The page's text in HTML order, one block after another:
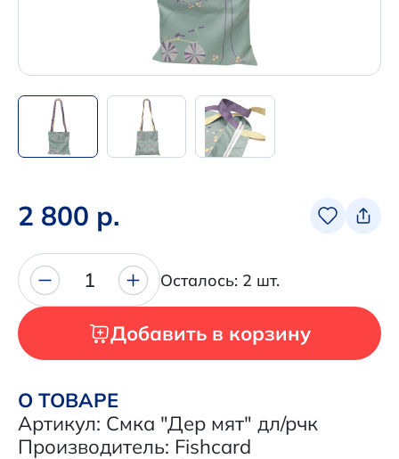
+7 (495) 680-92-00
Написать нам в Телеграм
+7 (925) 294-91-85
в MAX
Наши соцсети:
2 800 р.
О ТОВАРЕ
Артикул: Смка "Дер мят" дл/рчк
Производитель: Fishcard
1 Осталось: 2 шт.
Добавить в корзину